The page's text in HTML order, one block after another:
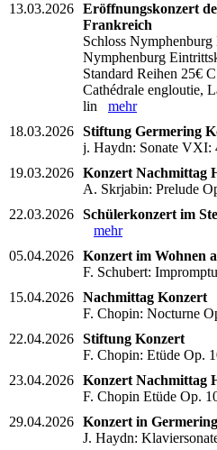
13.03.2026 Eröffnungskonzert
Frankreich
Schloss
Nymphenburg
Standard Reihen 25€
Cathédrale engloutie,
lin mehr
18.03.2026 Stiftung Germering
j. Haydn: Sonate
19.03.2026 Konzert Nachmittag
A. Skrjabin: Prelude
22.03.2026 Schülerkonzert im
mehr
05.04.2026 Konzert im Wohnen
F. Schubert:
15.04.2026 Nachmittag Konzert
F. Chopin: Nocturne
22.04.2026 Stiftung Konzert
F. Chopin: Etüde Op.
23.04.2026 Konzert Nachmittag
F. Chopin Etüde Op.
29.04.2026 Konzert in Germering
J. Haydn: